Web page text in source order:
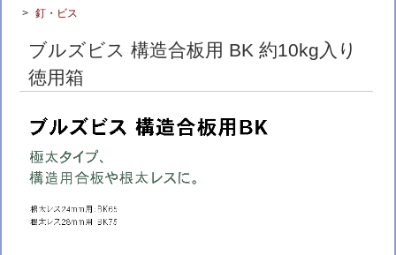
> 釘・ビス
ブルズビス 構造合板用 BK 約10kg入り
徳用箱